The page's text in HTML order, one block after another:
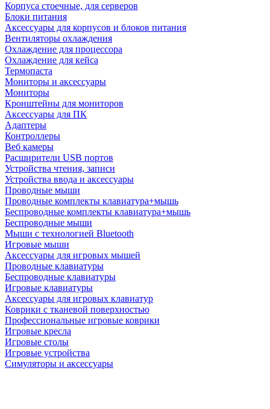
Корпуса стоечные, для серверов
Блоки питания
Аксессуары для корпусов и блоков питания
Вентиляторы охлаждения
Охлаждение для процессора
Охлаждение для кейса
Термопаста
Мониторы и аксессуары
Мониторы
Кронштейны для мониторов
Аксессуары для ПК
Адаптеры
Контроллеры
Веб камеры
Расширители USB портов
Устройства чтения, записи
Устройства ввода и аксессуары
Проводные мыши
Проводные комплекты клавиатура+мышь
Беспроводные комплекты клавиатура+мышь
Беспроводные мыши
Мыши с технологией Bluetooth
Игровые мыши
Аксессуары для игровых мышей
Проводные клавиатуры
Беспроводные клавиатуры
Игровые клавиатуры
Аксессуары для игровых клавиатур
Коврики с тканевой поверхностью
Профессиональные игровые коврики
Игровые кресла
Игровые столы
Игровые устройства
Симуляторы и аксессуары